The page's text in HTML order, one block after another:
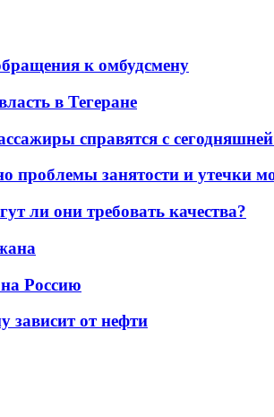
к омбудсмену
в Тегеране
справятся с
проблемы занятости и утечки
ли они требовать качества?
Россию
зависит от нефти